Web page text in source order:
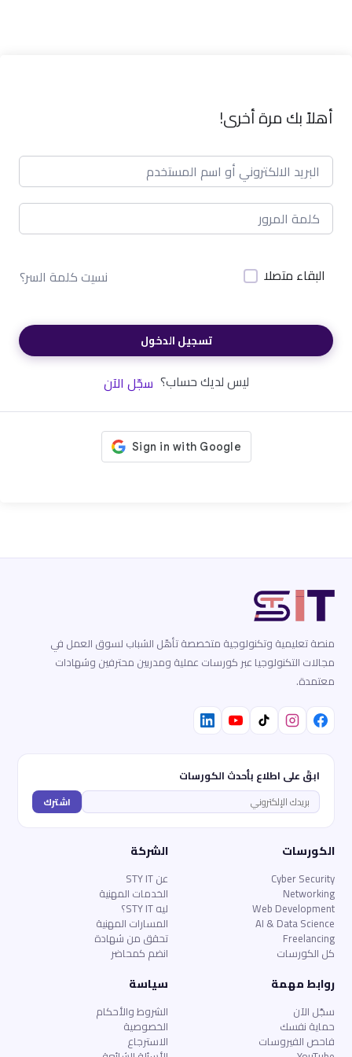
أهلاً بك مرة أخرى!
البقاء متصلا نسيت كلمة السر؟
تسجيل الدخول
ليس لديك حساب؟ سجّل الآن
منصة تعليمية وتكنولوجية متخصصة تأهّل الشباب لسوق العمل في
مجالات التكنولوجيا عبر كورسات عملية ومدربين محترفين وشهادات
معتمدة.
ابقَ على اطلاع بأحدث الكورسات
اشترك
الكورسات
Cyber Security
Networking
Web Development
AI & Data Science
Freelancing
كل الكورسات
الشركة
عن STY IT
الخدمات المهنية
ليه STY IT؟
المسارات المهنية
تحقق من شهادة
انضم كمحاضر
روابط مهمة
سجّل الآن
حماية نفسك
فاحص الفيروسات
سياسة
الشروط والأحكام
الخصوصية
الاسترجاع